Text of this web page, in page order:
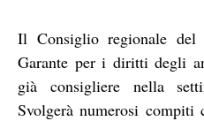
Il Consiglio regionale
Garante per i diritti degli
già consigliere nella
Svolgerà numerosi compiti